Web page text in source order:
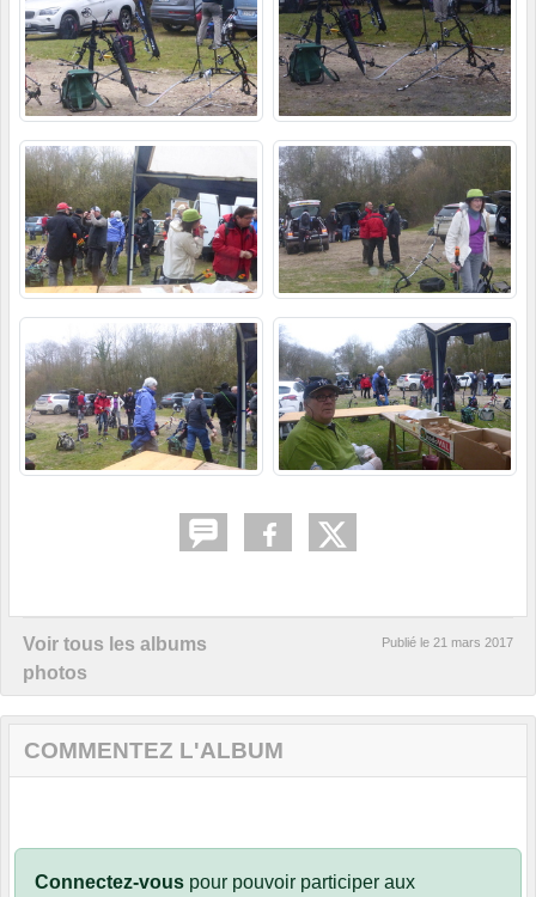
Voir tous les albums
photos
Publié le 21 mars 2017
COMMENTEZ L'ALBUM
Connectez-vous pour pouvoir participer aux